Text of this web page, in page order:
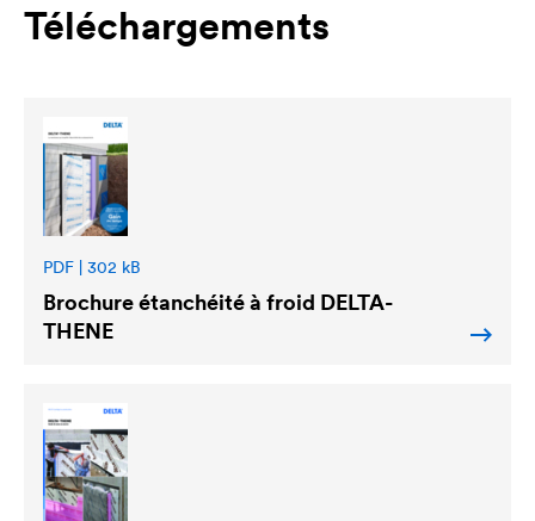
Téléchargements
PDF | 302 kB
Brochure étanchéité à froid DELTA-
THENE